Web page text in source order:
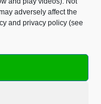
adversely affect the
and privacy policy (see
AB
får inte användas